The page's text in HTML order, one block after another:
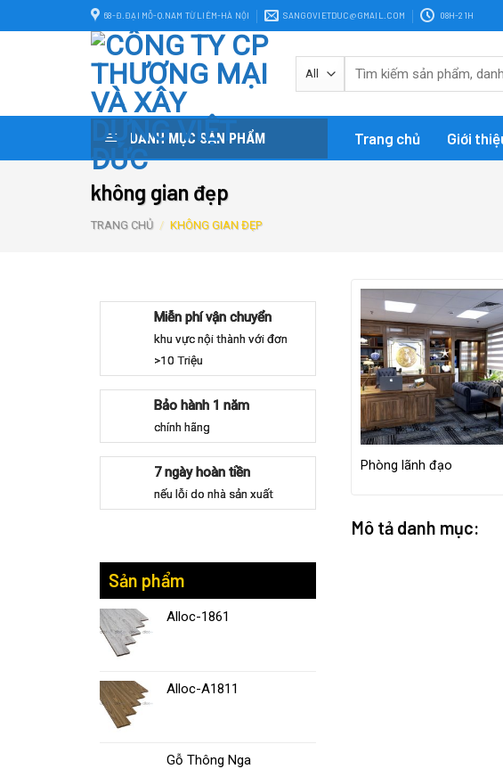
to
68-Đ.ĐẠI MỖ-Q.NAM TỪ LIÊM-HÀ NỘI SANGOVIETDUC@GMAIL.COM 08H-21H
DANH MỤC SẢN PHẨM Trang chủ Giới
không gian đẹp
TRANG CHỦ / KHÔNG GIAN ĐẸP
Miễn phí vận chuyển
khu vực nội thành với đơn
>10 Triệu
Bảo hành 1 năm
chính hãng
7 ngày hoàn tiền
nếu lỗi do nhà sản xuất
Sản phẩm
Alloc-1861
Alloc-A1811
Gỗ Thông Nga
Phòng lãnh đạo
Mô tả danh mục: